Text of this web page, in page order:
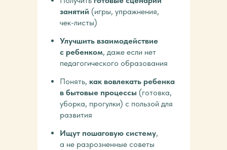
Ищут пошаговую систему,
а не разрозненные советы
Понять, как вовлекать ребенка
в бытовые процессы (готовка,
уборка, прогулки) с пользой для
развития
Улучшить взаимодействие
с ребенком, даже если нет
педагогического образования
занятий (игры, упражнения,
чек-листы)